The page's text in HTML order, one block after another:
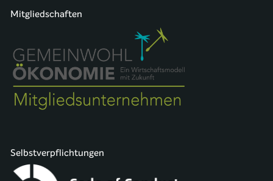
Mitgliedschaften
Selbstverpflichtungen